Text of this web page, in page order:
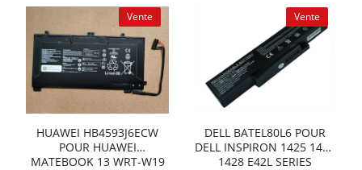
Vente
HUAWEI HB4593J6ECW
POUR HUAWEI
MATEBOOK 13 WRT-W19
Vente
DELL BATEL80L6 POUR
DELL INSPIRON 1425 1427
1428 E42L SERIES